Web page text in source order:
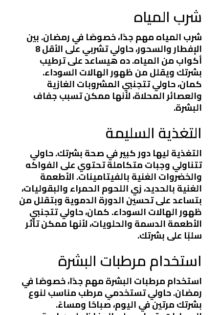
شرب المياه
شرب المياه مهم جدًا، خصوصًا في رمضان. بين
الإفطار والسحور، حاولي تشربي على الأقل 8
أكواب من المياه. ده هيساعد على ترطيب
بشرتك ويقلل من ظهور الهالات السوداء.
كمان، حاولي تتجنبي المشروبات الغازية
والعصائر المحلاة، لأنها ممكن تسبب جفاف
البشرة.
التغذية السليمة
التغذية ليها دور كبير في صحة بشرتك. حاولي
تتناولي وجبات متكاملة تحتوي على الفواكه
والخضروات الغنية بالفيتامينات. الأطعمة
الغنية بالحديد، زي اللحوم الحمراء والبقوليات،
بتساعد على تحسين الدورة الدموية وبتقلل من
ظهور الهالات السوداء. كمان، حاولي تتجنبي
الأطعمة الدسمة والحلويات، لأنها ممكن تأثر
سلبًا على بشرتك.
استخدام مرطبات البشرة
استخدام مرطبات البشرة مهم جدًا، خصوصًا في
رمضان. حاولي تستخدمي مرطب مناسب لنوع
بشرتك مرتين في اليوم، صباحًا ومساءً.